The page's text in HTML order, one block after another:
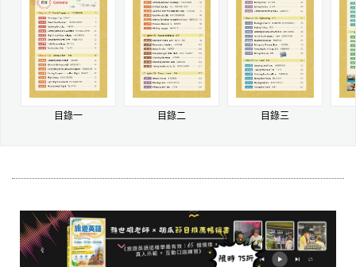
目錄一 目錄二 目錄三